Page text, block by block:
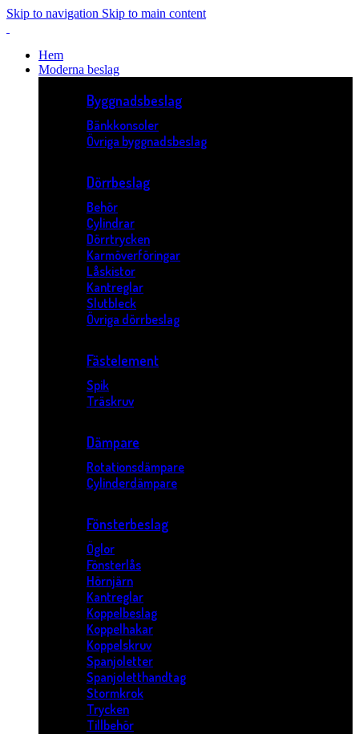
Skip to navigation Skip to main content
Hem
Moderna beslag
Byggnadsbeslag
Bänkkonsoler
Övriga byggnadsbeslag
Dörrbeslag
Behör
Cylindrar
Dörrtrycken
Karmöverföringar
Låskistor
Kantreglar
Slutbleck
Övriga dörrbeslag
Fästelement
Spik
Träskruv
Dämpare
Rotationsdämpare
Cylinderdämpare
Fönsterbeslag
Öglor
Fönsterlås
Hörnjärn
Kantreglar
Koppelbeslag
Koppelhakar
Koppelskruv
Spanjoletter
Spanjoletthandtag
Stormkrok
Trycken
Tillbehör